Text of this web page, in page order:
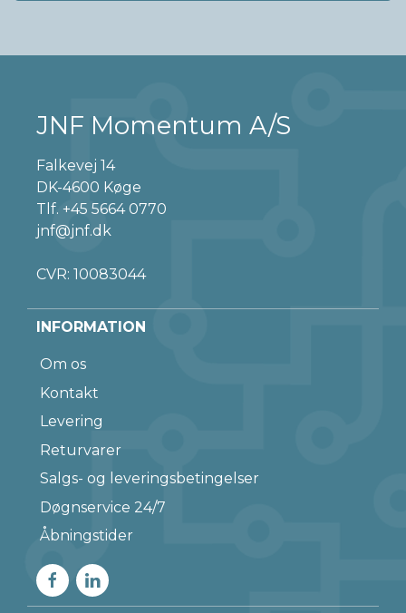
JNF Momentum A/S
Falkevej 14
DK-4600 Køge
Tlf. +45 5664 0770
jnf@jnf.dk
CVR: 10083044
INFORMATION
Om os
Kontakt
Levering
Returvarer
Salgs- og leveringsbetingelser
Døgnservice 24/7
Åbningstider